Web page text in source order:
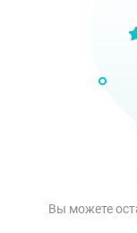
Вы можете